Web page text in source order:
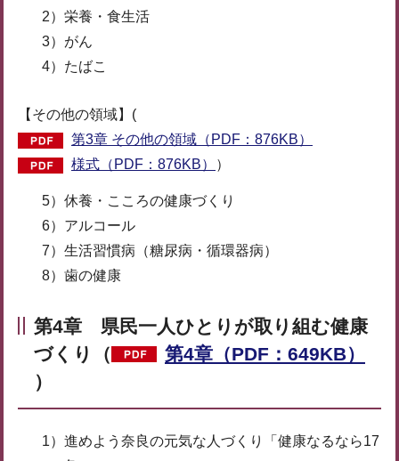
2）栄養・食生活
3）がん
4）たばこ
【その他の領域】(
第3章 その他の領域（PDF：876KB）
様式（PDF：876KB）
）
5）休養・こころの健康づくり
6）アルコール
7）生活習慣病（糖尿病・循環器病）
8）歯の健康
第4章 県民一人ひとりが取り組む健康
づくり（
第4章（PDF：649KB）
）
1）進めよう奈良の元気な人づくり「健康なるなら17